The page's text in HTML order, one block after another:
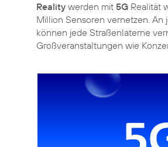
Reality werden mit 5G Realität
Million Sensoren vernetzen. An
können jede Straßenlaterne
Großveranstaltungen wie